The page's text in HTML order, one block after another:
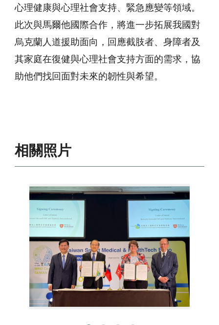
心理健康與心理社會支持、緊急應變等領域。
此次與馬爾他國際合作，將進一步拓展我國對
烏克蘭人道援助面向，回應截肢者、身障者及
其家庭在復健與心理社會支持方面的需求，協
助他們找回面對未來的韌性與希望。
相關照片